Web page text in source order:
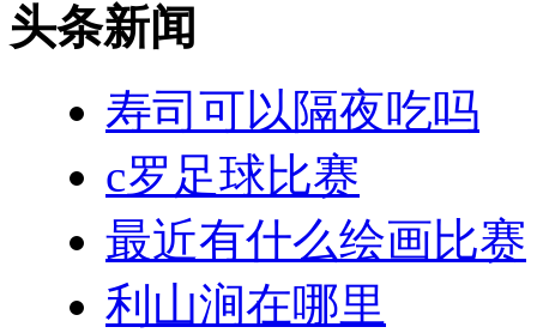
头条新闻
寿司可以隔夜吃吗
c罗足球比赛
最近有什么绘画比赛
利山涧在哪里